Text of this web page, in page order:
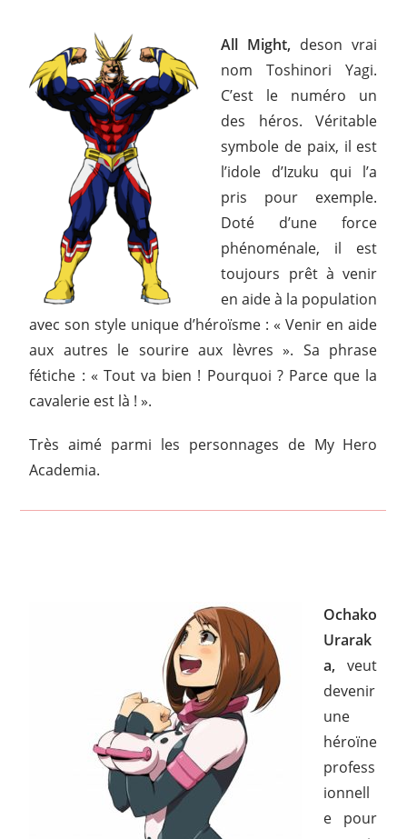
All Might, deson vrai
nom Toshinori Yagi.
C’est le numéro un
des héros. Véritable
symbole de paix, il est
l’idole d’Izuku qui l’a
pris pour exemple.
Doté d’une force
phénoménale, il est
toujours prêt à venir
en aide à la population
avec son style unique d’héroïsme : « Venir en aide
aux autres le sourire aux lèvres ». Sa phrase
fétiche : « Tout va bien ! Pourquoi ? Parce que la
cavalerie est là ! ».
Très aimé parmi les personnages de My Hero
Academia.
Ochako
Urarak
a,veut
devenir
une
héroïne
profess
ionnell
e pour